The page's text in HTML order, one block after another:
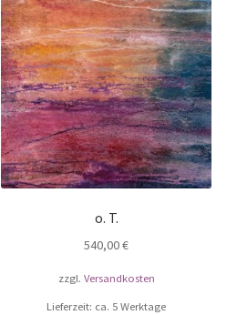
o. T.
540,00€
zzgl. Versandkosten
Lieferzeit: ca. 5 Werktage